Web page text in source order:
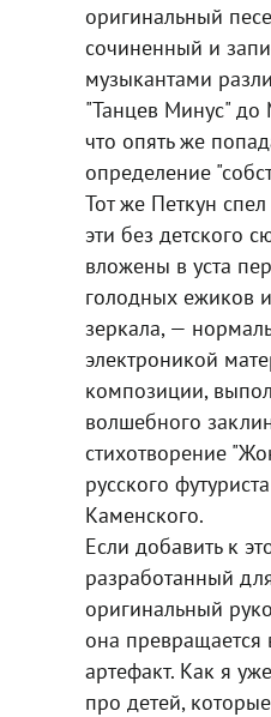
оригинальный
сочиненный и
музыкантами
"Танцев Минус" до
что опять же
определение
Тот же Петкун
эти без детского
вложены в уста
голодных ежиков
зеркала, —
электроникой
композиции,
волшебного
стихотворение
русского
Каменского.
Если добавить к
разработанный
оригинальный
она превращается
артефакт. Как я
про детей,